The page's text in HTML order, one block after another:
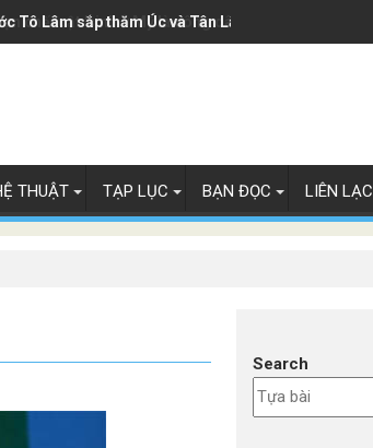
chế luật 'sinh ở Mỹ là công dân Mỹ'
Tô Lâm sắp thăm Úc và Tân Lây Lan
THUẬT TẠP LỤC BẠN ĐỌC LIÊN LẠC
Search